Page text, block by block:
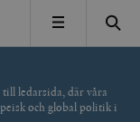
MENY
ledarsida, där våra
och global politik i